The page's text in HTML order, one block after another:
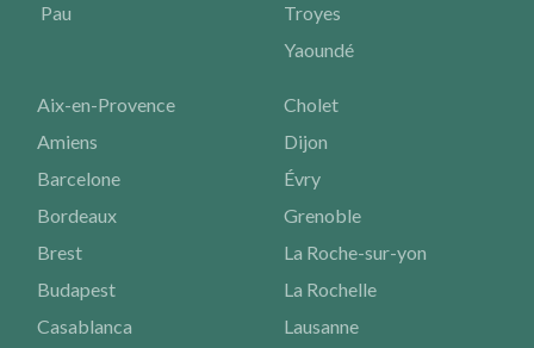
Pau
Troyes
Yaoundé
Aix-en-Provence
Amiens
Barcelone
Bordeaux
Brest
Budapest
Casablanca
Cholet
Dijon
Évry
Grenoble
La Roche-sur-yon
La Rochelle
Lausanne